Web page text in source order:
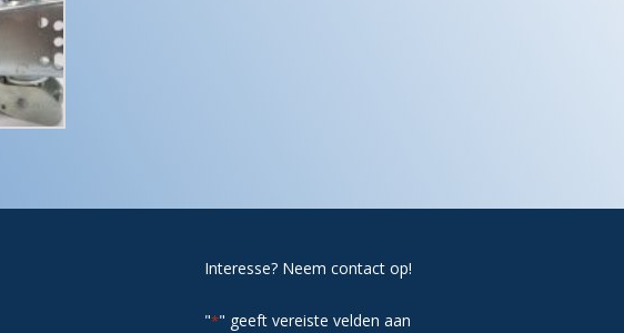
Interesse? Neem contact op!
"*" geeft vereiste velden aan